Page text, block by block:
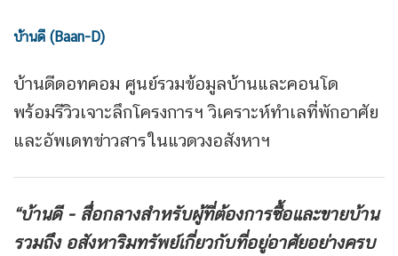
บ้านดี (Baan-D)
บ้านดีดอทคอม ศูนย์รวมข้อมูลบ้านและคอนโด
พร้อมรีวิวเจาะลึกโครงการฯ วิเคราะห์ทำเลที่พักอาศัย
และอัพเดทข่าวสารในแวดวงอสังหาฯ
“บ้านดี - สื่อกลางสำหรับผู้ที่ต้องการซื้อและขายบ้าน
รวมถึง อสังหาริมทรัพย์เกี่ยวกับที่อยู่อาศัยอย่างครบ